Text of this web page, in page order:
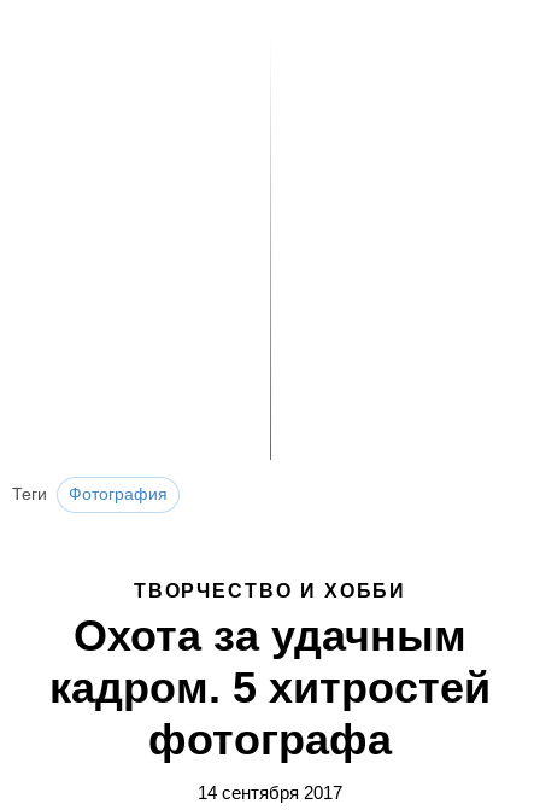
Теги Фотография
ТВОРЧЕСТВО И ХОББИ
Охота за удачным
кадром. 5 хитростей
фотографа
14 сентября 2017